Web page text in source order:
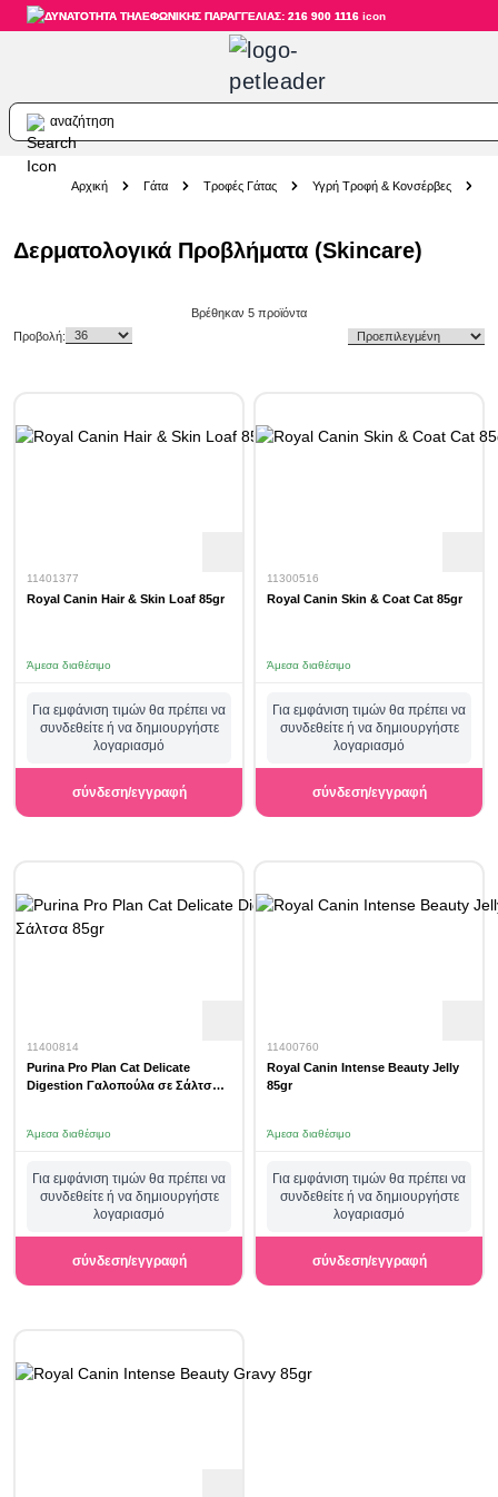
ΔΥΝΑΤΟΤΗΤΑ ΤΗΛΕΦΩΝΙΚΗΣ ΠΑΡΑΓΓΕΛΙΑΣ: 216 900 1116
Skip to Content
αναζήτηση
Αρχική Γάτα Τροφές Γάτας Υγρή Τροφή & Κονσέρβες
Skip to product list
Δερματολογικά Προβλήματα (Skincare)
Βρέθηκαν 5 προϊόντα
Προβολή:
11401377
Royal Canin Hair & Skin Loaf 85gr
Άμεσα διαθέσιμο
Για εμφάνιση τιμών θα πρέπει να
συνδεθείτε ή να δημιουργήστε
λογαριασμό
σύνδεση/εγγραφή
11300516
Royal Canin Skin & Coat Cat 85gr
Άμεσα διαθέσιμο
Για εμφάνιση τιμών θα πρέπει να
συνδεθείτε ή να δημιουργήστε
λογαριασμό
σύνδεση/εγγραφή
11400814
Purina Pro Plan Cat Delicate
Digestion Γαλοπούλα σε Σάλτσα
Άμεσα διαθέσιμο
Για εμφάνιση τιμών θα πρέπει να
συνδεθείτε ή να δημιουργήστε
λογαριασμό
σύνδεση/εγγραφή
11400760
Royal Canin Intense Beauty Jelly
85gr
Άμεσα διαθέσιμο
Για εμφάνιση τιμών θα πρέπει να
συνδεθείτε ή να δημιουργήστε
λογαριασμό
σύνδεση/εγγραφή